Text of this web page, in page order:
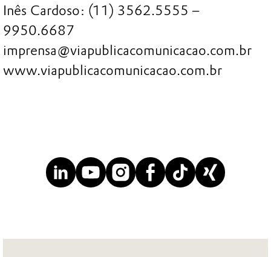
Inês Cardoso: (11) 3562.5555 –
9950.6687
imprensa@viapublicacomunicacao.com.br
www.viapublicacomunicacao.com.br